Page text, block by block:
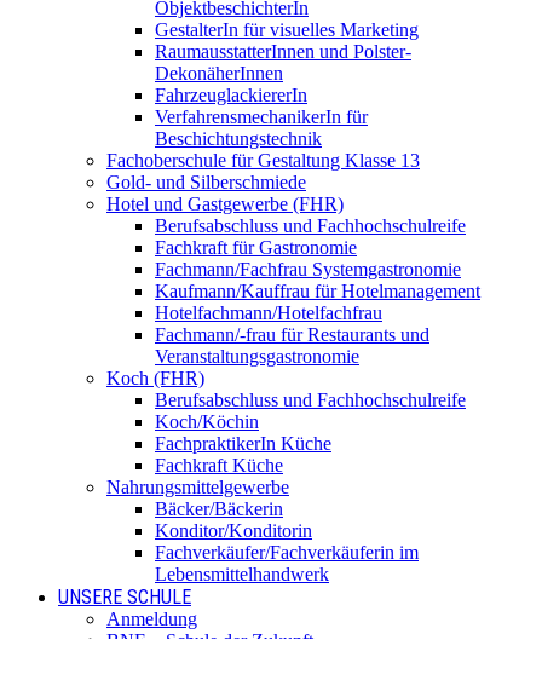
ObjektbeschichterIn
GestalterIn für visuelles Marketing
RaumausstatterInnen und Polster-
DekonäherInnen
FahrzeuglackiererIn
VerfahrensmechanikerIn für
Beschichtungstechnik
Fachoberschule für Gestaltung Klasse 13
Gold- und Silberschmiede
Hotel und Gastgewerbe (FHR)
Berufsabschluss und Fachhochschulreife
Fachkraft für Gastronomie
Fachmann/Fachfrau Systemgastronomie
Kaufmann/Kauffrau für Hotelmanagement
Hotelfachmann/Hotelfachfrau
Fachmann/-frau für Restaurants und
Veranstaltungsgastronomie
Koch (FHR)
Berufsabschluss und Fachhochschulreife
Koch/Köchin
FachpraktikerIn Küche
Fachkraft Küche
Nahrungsmittelgewerbe
Bäcker/Bäckerin
Konditor/Konditorin
Fachverkäufer/Fachverkäuferin im
Lebensmittelhandwerk
UNSERE SCHULE
Anmeldung
BNE – Schule der Zukunft